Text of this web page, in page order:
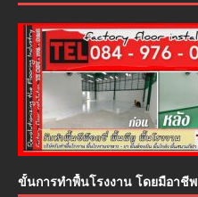
ขั้นการทำพื้นโรงงาน โดยมือาชีพ